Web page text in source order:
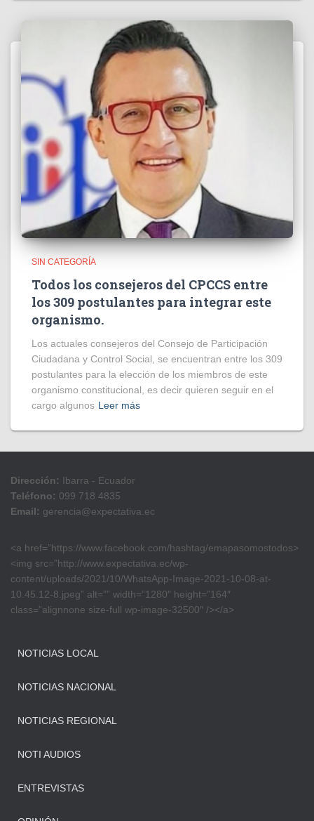
SIN CATEGORÍA
Todos los consejeros del CPCCS entre
los 309 postulantes para integrar este
organismo.
Los actuales consejeros del Consejo de Participación
Ciudadana y Control Social, se encuentran entre los 309
postulantes para la elección de los miembros de este
organismo constitucional, es decir quieren seguir en el
cargo algunos Leer más
Dirección: Ibarra - Ecuador
Teléfono: 099 718 4835
Email: gerencia@expectativa.ec
<a href=”https://www.facebook.com/hashtag/emapasomostodos>
<img src=”http://www.expectativa.ec/wp-
content/uploads/2021/10/WhatsApp-Image-2021-10-08-at-
10.45.12-8.jpeg” alt=”” width=”1280″ height=”164″
class=”alignnone size-full wp-image-32500″ /></a>
NOTICIAS LOCAL
NOTICIAS NACIONAL
NOTICIAS REGIONAL
NOTI AUDIOS
ENTREVISTAS